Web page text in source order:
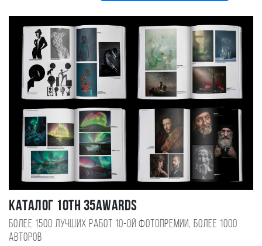
Каталог 10TH 35AWARDS
Более 1500 лучших работ 10-ой фотопремии, более 1000
авторов